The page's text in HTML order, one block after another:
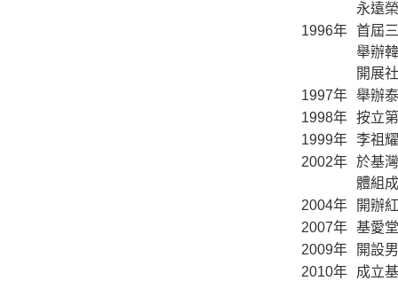
永遠
1996年 首屆
舉辦
開展
1997年 舉辦
1998年 按立
1999年 李祖
2002年 於基
體組
2004年
開辦
2007年 基愛
2009年
開設
2010年
成立